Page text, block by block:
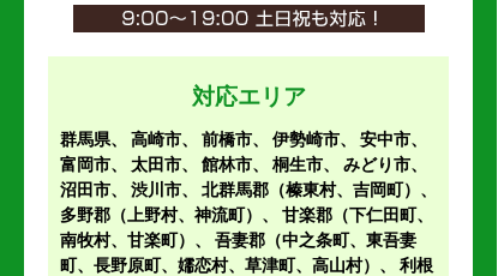
対応エリア
群馬県、 高崎市、 前橋市、 伊勢崎市、 安中市、
富岡市、 太田市、 館林市、 桐生市、 みどり市、
沼田市、 渋川市、 北群馬郡（榛東村、吉岡町） 、
多野郡（上野村、神流町） 、 甘楽郡（下仁田町、
南牧村、甘楽町） 、 吾妻郡（中之条町、東吾妻
町、長野原町、嬬恋村、草津町、高山村） 、 利根